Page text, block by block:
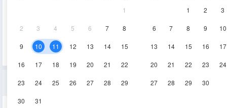
1
2 3 4 5 6 7 8
9 10 11 12 13 14 15
16 17 18 19 20 21 22
23 24 25 26 27 28 29
30 31
1
2 3
6 7 8 9 10
13 14 15 16 17
20 21 22 23 24
27 28 29 30
空調
標準間